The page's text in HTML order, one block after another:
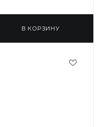
В КОРЗИНУ